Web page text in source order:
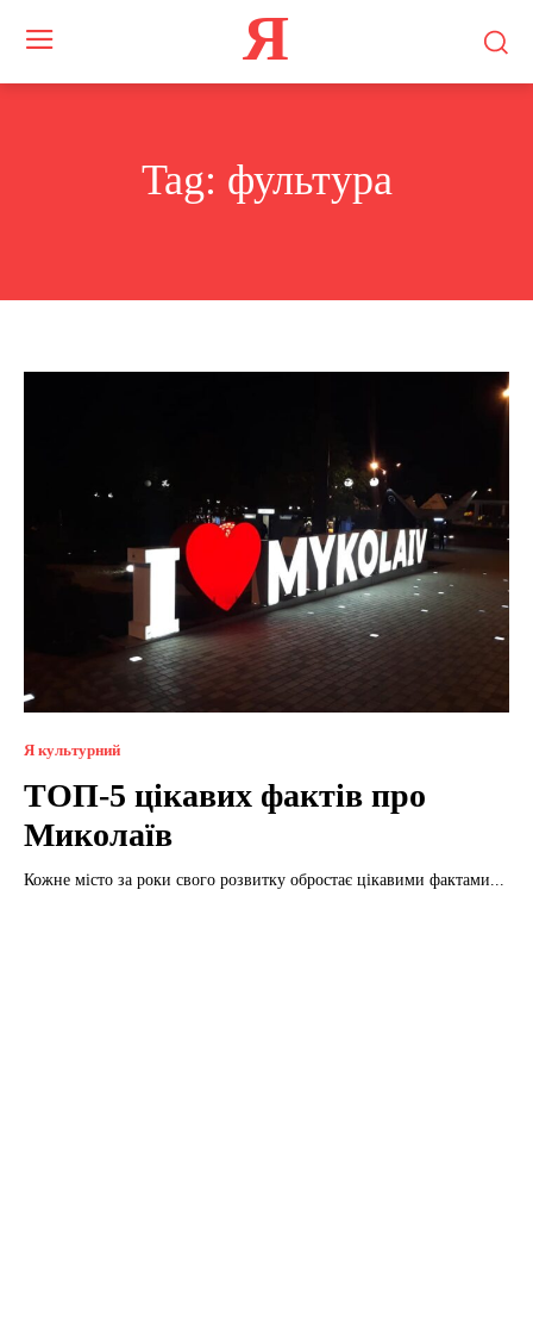
Я
Tag: фультура
Я культурний
ТОП-5 цікавих фактів про
Миколаїв
Кожне місто за роки свого розвитку обростає цікавими фактами...